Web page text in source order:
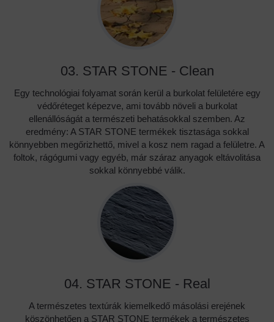
03. STAR STONE - Clean
Egy technológiai folyamat során kerül a burkolat felületére egy
védőréteget képezve, ami tovább növeli a burkolat
ellenállóságát a természeti behatásokkal szemben. Az
eredmény: A STAR STONE termékek tisztasága sokkal
könnyebben megőrizhettő, mivel a kosz nem ragad a felületre. A
foltok, rágógumi vagy egyéb, már száraz anyagok eltávolitása
sokkal könnyebbé válik.
04. STAR STONE - Real
A természetes textúrák kiemelkedő másolási erejének
köszönhetően a STAR STONE termékek a természetes